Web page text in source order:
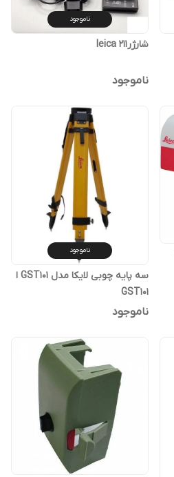
ناموجود
شارژر211 leica
ناموجود
ناموجود
سه پایه چوبی لایکا مدل GST101 ا
GST101
ناموجود